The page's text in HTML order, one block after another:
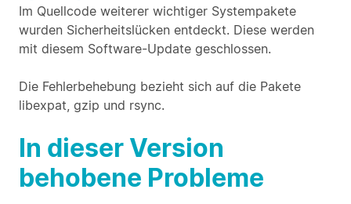
Im Quellcode weiterer wichtiger Systempakete
wurden Sicherheitslücken entdeckt. Diese werden
mit diesem Software-Update geschlossen.
Die Fehlerbehebung bezieht sich auf die Pakete
libexpat, gzip und rsync.
In dieser Version
behobene Probleme